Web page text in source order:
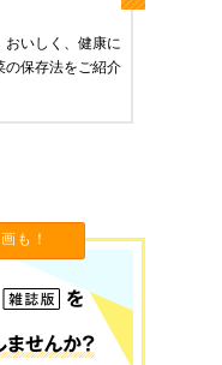
く、健康に
法をご紹介
作り置きお
も！